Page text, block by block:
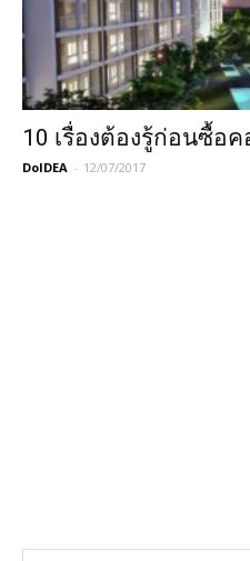
10 เรื่องต้องรู้ก่อนซื้อ
DoIDEA - 12/07/2017